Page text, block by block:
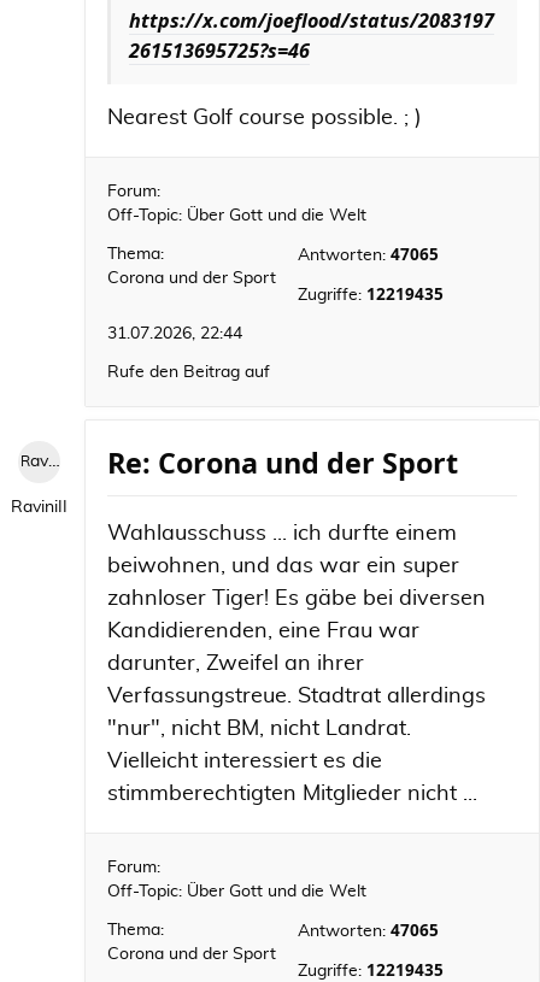
https://x.com/joeflood/status/2083197
261513695725?s=46
Nearest Golf course possible. ; )
Forum:
Off-Topic: Über Gott und die Welt
Thema:
Corona und der Sport
Antworten: 47065
Zugriffe: 12219435
31.07.2026, 22:44
Rufe den Beitrag auf
RaviniII
RaviniII
Re: Corona und der Sport
Wahlausschuss ... ich durfte einem
beiwohnen, und das war ein super
zahnloser Tiger! Es gäbe bei diversen
Kandidierenden, eine Frau war
darunter, Zweifel an ihrer
Verfassungstreue. Stadtrat allerdings
"nur", nicht BM, nicht Landrat.
Vielleicht interessiert es die
stimmberechtigten Mitglieder nicht ...
Forum:
Off-Topic: Über Gott und die Welt
Thema:
Corona und der Sport
Antworten: 47065
Zugriffe: 12219435